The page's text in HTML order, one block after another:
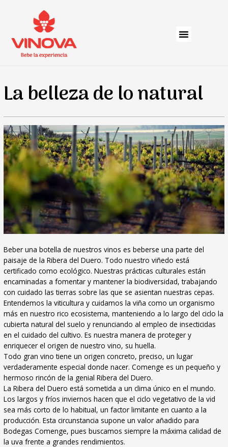
La belleza de lo natural
Beber una botella de nuestros vinos es beberse una parte del
paisaje de la Ribera del Duero. Todo nuestro viñedo está
certificado como ecológico. Nuestras prácticas culturales están
encaminadas a fomentar y mantener la biodiversidad, trabajando
con cuidado las tierras sobre las que se asientan nuestras cepas.
Entendemos la viticultura y cuidamos la viña como un organismo
más en nuestro rico ecosistema, manteniendo a lo largo del ciclo la
cubierta natural del suelo y renunciando al empleo de insecticidas
en el cuidado del cultivo. Es nuestra manera de proteger y
enriquecer el origen de nuestro vino, su huella.
Todo gran vino tiene un origen concreto, preciso, un lugar
verdaderamente especial donde nacer. Comenge es un pequeño y
hermoso rincón de la genial Ribera del Duero.
La Ribera del Duero está sometida a un clima único en el mundo.
Los largos y fríos inviernos hacen que el ciclo vegetativo de la vid
sea más corto de lo habitual, un factor limitante en cuanto a la
producción. Esta circunstancia supone un valor añadido para
Bodegas Comenge, pues buscamos siempre la máxima calidad de
la uva frente a grandes rendimientos.